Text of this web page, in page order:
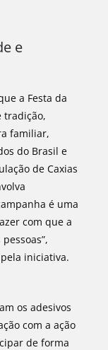
e
a Festa da
tradição,
familiar,
do Brasil e
de Caxias
é uma
com que a
iniciativa.
os adesivos
com a ação
de forma